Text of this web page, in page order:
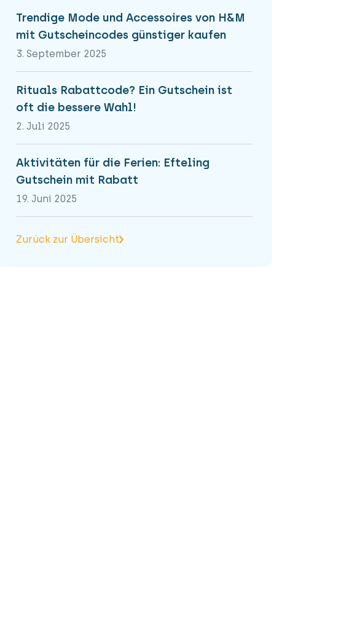
Trendige Mode und Accessoires von H&M
mit Gutscheincodes günstiger kaufen
3. September 2025
Rituals Rabattcode? Ein Gutschein ist
oft die bessere Wahl!
2. Juli 2025
Aktivitäten für die Ferien: Efteling
Gutschein mit Rabatt
19. Juni 2025
Zurück zur Übersicht